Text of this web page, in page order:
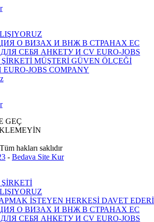
О ВИЗАХ И ВНЖ В СТРАНАХ ЕС
СЕБЯ АНКЕТУ И CV EURO-JOBS
ŞİRKETİ MÜŞTERİ GÜVEN ÖLÇEĞİ
JOBS COMPANY
GEÇ
hakları saklıdır
- Bedava Site Kur
ŞİRKETİ
İSTEYEN HERKESİ DAVET
О ВИЗАХ И ВНЖ В СТРАНАХ ЕС
СЕБЯ АНКЕТУ И CV EURO-JOBS